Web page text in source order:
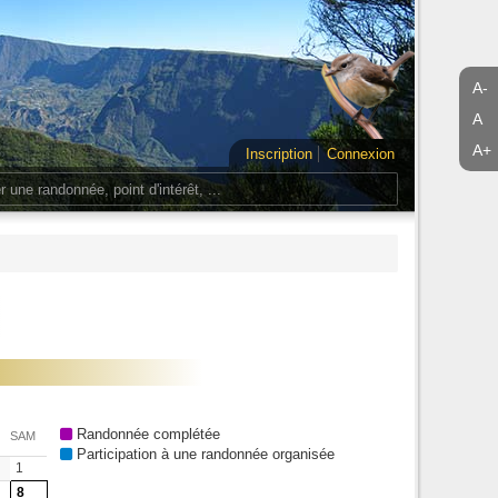
A-
A
A+
Inscription
Connexion
SAM
1
8
Randonnée complétée
Participation à une randonnée organisée